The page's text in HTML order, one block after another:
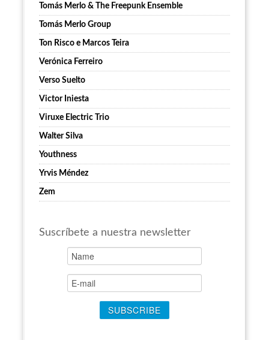
Tomás Merlo & The Freepunk Ensemble
Tomás Merlo Group
Ton Risco e Marcos Teira
Verónica Ferreiro
Verso Suelto
Victor Iniesta
Viruxe Electric Trio
Walter Silva
Youthness
Yrvis Méndez
Zem
Suscríbete a nuestra newsletter